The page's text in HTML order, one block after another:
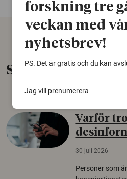
Senaste nytt
Varför
30 juli 2026
Personer som
forskning tre
veckan med
nyhetsbrev!
PS. Det är gratis och du kan
Jag vill prenumerera